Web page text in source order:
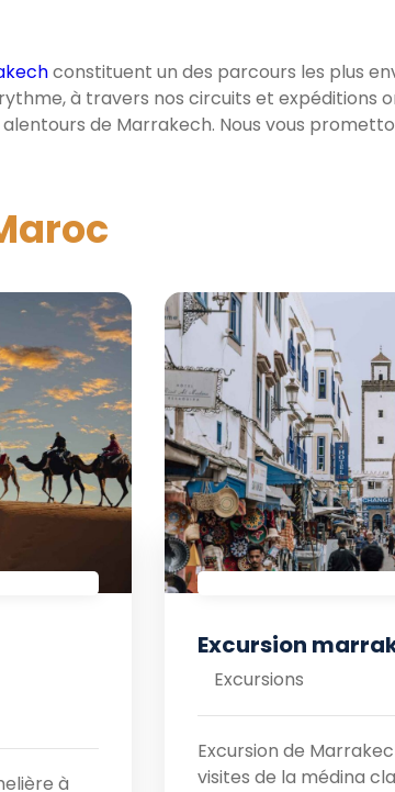
constituent un des parcours les plus
à travers nos circuits et expéditions
alentours de Marrakech. Nous vous
à
Excursion
Excursions
Excursion de
visites de la médina